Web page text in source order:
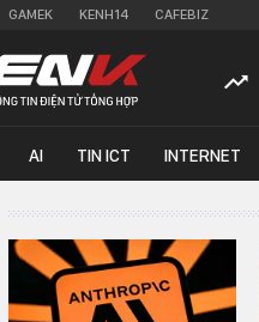
GAMEK KENH14 CAFEBIZ
AI TIN ICT INTERNET